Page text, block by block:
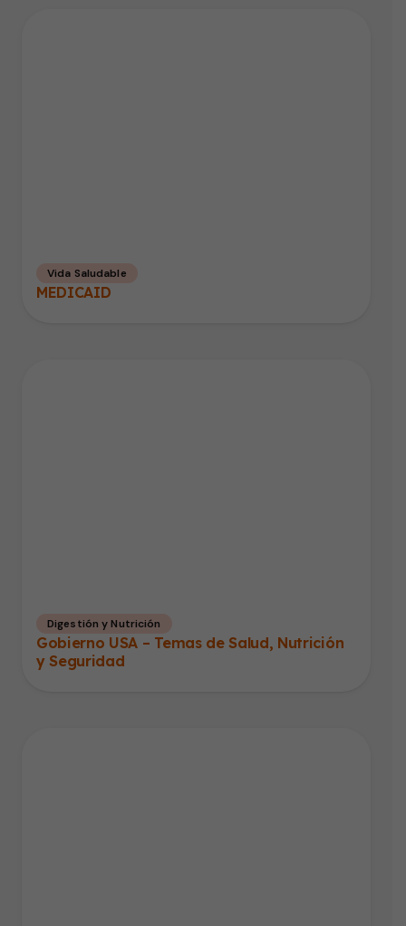
Vida Saludable
MEDICAID
Digestión y Nutrición
Gobierno USA – Temas de Salud, Nutrición
y Seguridad